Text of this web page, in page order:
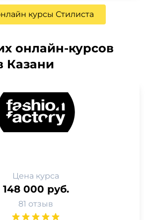
курсы Стилиста
онлайн-курсов
Казани
Цена курса
148 000 руб.
81 отзыв